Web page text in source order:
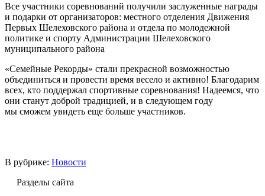
Все участники соревнований получили заслуженные награды
и подарки от организаторов: местного отделения Движения
Первых Шелеховского района и отдела по молодежной
политике и спорту Администрации Шелеховского
муниципального района
«Семейные Рекорды» стали прекрасной возможностью
объединиться и провести время весело и активно! Благодарим
всех, кто поддержал спортивные соревнования! Надеемся, что
они станут доброй традицией, и в следующем году
мы сможем увидеть еще больше участников.
В рубрике: Новости
Разделы сайта